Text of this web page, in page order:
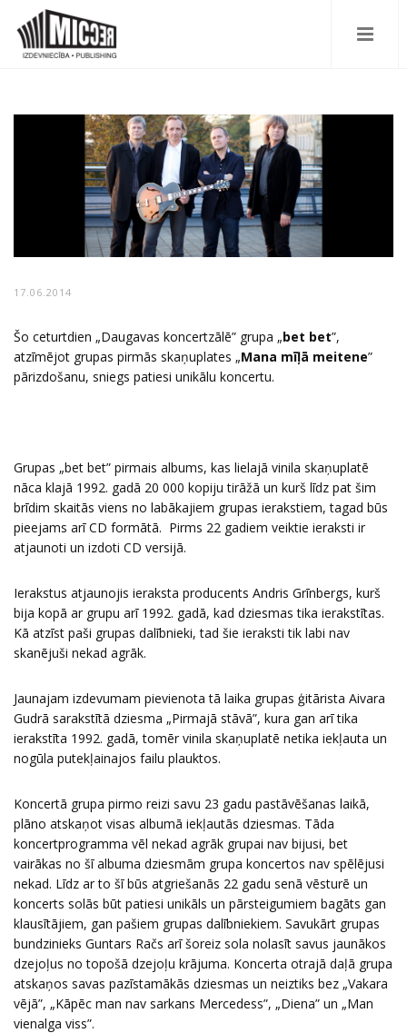
17.06.2014
Šo ceturtdien „Daugavas koncertzālē” grupa „bet bet”,
atzīmējot grupas pirmās skaņuplates „Mana mīļā meitene”
pārizdošanu, sniegs patiesi unikālu koncertu.
Grupas „bet bet” pirmais albums, kas lielajā vinila skaņuplatē
nāca klajā 1992. gadā 20 000 kopiju tirāžā un kurš līdz pat šim
brīdim skaitās viens no labākajiem grupas ierakstiem, tagad būs
pieejams arī CD formātā. Pirms 22 gadiem veiktie ieraksti ir
atjaunoti un izdoti CD versijā.
Ierakstus atjaunojis ieraksta producents Andris Grīnbergs, kurš
bija kopā ar grupu arī 1992. gadā, kad dziesmas tika ierakstītas.
Kā atzīst paši grupas dalībnieki, tad šie ieraksti tik labi nav
skanējuši nekad agrāk.
Jaunajam izdevumam pievienota tā laika grupas ģitārista Aivara
Gudrā sarakstītā dziesma „Pirmajā stāvā”, kura gan arī tika
ierakstīta 1992. gadā, tomēr vinila skaņuplatē netika iekļauta un
nogūla putekļainajos failu plauktos.
Koncertā grupa pirmo reizi savu 23 gadu pastāvēšanas laikā,
plāno atskaņot visas albumā iekļautās dziesmas. Tāda
koncertprogramma vēl nekad agrāk grupai nav bijusi, bet
vairākas no šī albuma dziesmām grupa koncertos nav spēlējusi
nekad. Līdz ar to šī būs atgriešanās 22 gadu senā vēsturē un
koncerts solās būt patiesi unikāls un pārsteigumiem bagāts gan
klausītājiem, gan pašiem grupas dalībniekiem. Savukārt grupas
bundzinieks Guntars Račs arī šoreiz sola nolasīt savus jaunākos
dzejoļus no topošā dzejoļu krājuma. Koncerta otrajā daļā grupa
atskaņos savas pazīstamākās dziesmas un neiztiks bez „Vakara
vējā”, „Kāpēc man nav sarkans Mercedess”, „Diena” un „Man
vienalga viss”.